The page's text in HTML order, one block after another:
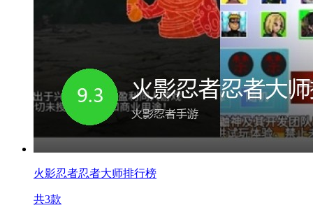
火影忍者忍者大师排行榜
共3款